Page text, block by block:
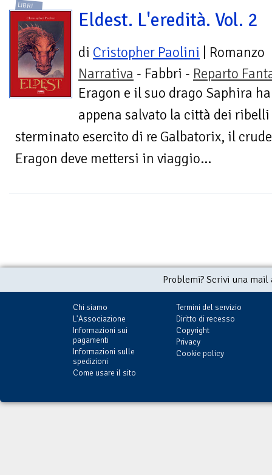
LIBRI
Eldest. L'eredità. Vol. 2
di Cristopher Paolini | Romanzo
Narrativa - Fabbri - Reparto
Eragon e il suo drago Saphira
appena salvato la città dei
sterminato esercito di re Galbatorix, il
Eragon deve mettersi in viaggio...
Problemi? Scrivi una
Chi siamo
L'Associazione
Informazioni sui
pagamenti
Informazioni sulle
spedizioni
Come usare il sito
Termini del servizio
Diritto di recesso
Copyright
Privacy
Cookie policy